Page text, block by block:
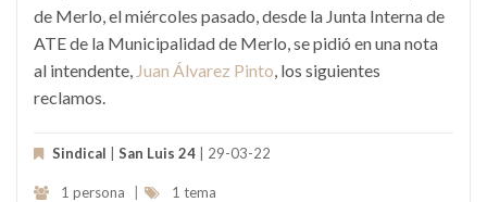
de Merlo, el miércoles pasado, desde la Junta Interna de
ATE de la Municipalidad de Merlo, se pidió en una nota
al intendente, Juan Álvarez Pinto, los siguientes
reclamos.
Sindical San Luis 24 | 29-03-22
1 persona 1 tema